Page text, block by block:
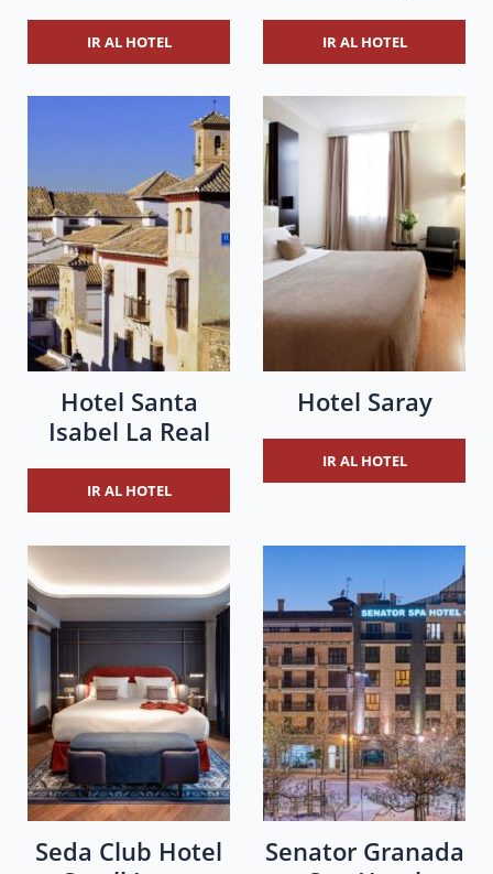
IR AL HOTEL IR AL HOTEL
Hotel Santa
Isabel La Real
IR AL HOTEL
Hotel Saray
IR AL HOTEL
Seda Club Hotel
Senator Granada